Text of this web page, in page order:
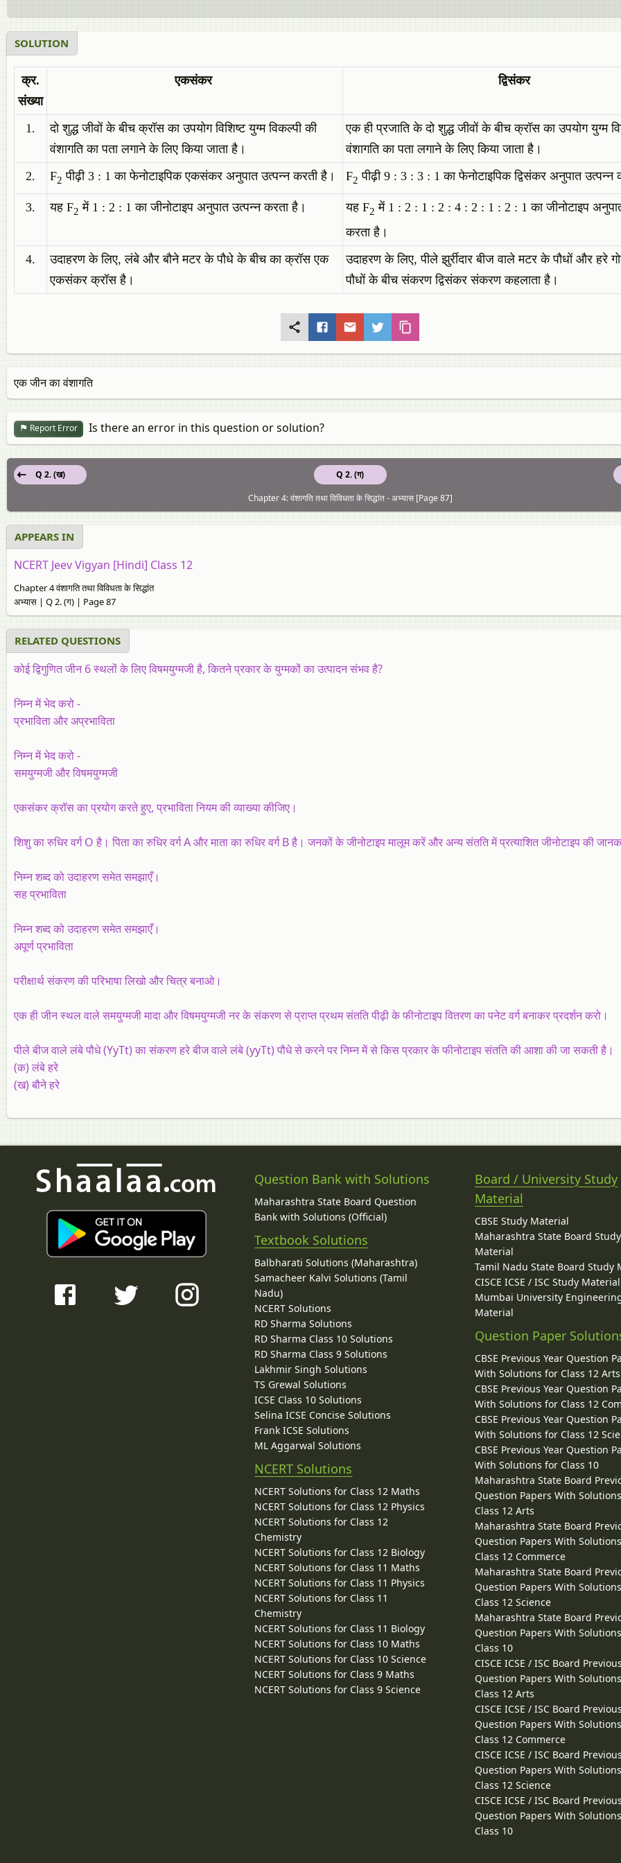
SOLUTION
क्र.
संख्या
एकसंकर द्विसंकर
1.
दो शुद्ध जीवों के बीच क्रॉस का उपयोग विशिष्ट युग्म विकल्पी की
वंशागति का पता लगाने के लिए किया जाता है।
एक ही प्रजाति के दो शुद्ध जीवों के बीच क्रॉस का उपयोग युग्म
वंशागति का पता लगाने के लिए किया जाता है।
2.
F2 पीढ़ी 3 : 1 का फेनोटाइपिक एकसंकर अनुपात उत्पन्न करती है। F2 पीढ़ी 9 : 3 : 3 : 1 का फेनोटाइपिक द्विसंकर अनुपात उत्पन्न
3. यह F2 में 1 : 2 : 1 का जीनोटाइप अनुपात उत्पन्न करता है। यह F2 में 1 : 2 : 1 : 2 : 4 : 2 : 1 : 2 : 1 का जीनोटाइप
करता है।
4.
उदाहरण के लिए, लंबे और बौने मटर के पौधे के बीच का क्रॉस एक
एकसंकर क्रॉस है।
उदाहरण के लिए, पीले झुर्रीदार बीज वाले मटर के पौधों और हरे
पौधों के बीच संकरण द्विसंकर संकरण कहलाता है।
एक जीन का वंशागति
Report Error Is there an error in this question or solution?
Q 2. (ग)
Q 2. (ख)
Chapter 4: वंशागति तथा विविधता के सिद्धांत - अभ्यास [Page 87]
APPEARS IN
NCERT Jeev Vigyan [Hindi] Class 12
Chapter 4 वंशागति तथा विविधता के सिद्धांत
अभ्यास | Q 2. (ग) | Page 87
RELATED QUESTIONS
कोई द्विगुणित जीन 6 स्थलों के लिए विषमयुग्मजी है, कितने प्रकार के युग्मकों का उत्पादन संभव है?
निम्न में भेद करो -
प्रभाविता और अप्रभाविता
निम्न में भेद करो -
समयुग्मजी और विषमयुग्मजी
एकसंकर क्रॉस का प्रयोग करते हुए, प्रभाविता नियम की व्याख्या कीजिए।
शिशु का रुधिर वर्ग O है। पिता का रुधिर वर्ग A और माता का रुधिर वर्ग B है। जनकों के जीनोटाइप मालूम करें और अन्य संतति में प्रत्याशित जीनोटाइप की
निम्न शब्द को उदाहरण समेत समझाएँ।
सह प्रभाविता
निम्न शब्द को उदाहरण समेत समझाएँ।
अपूर्ण प्रभाविता
परीक्षार्थ संकरण की परिभाषा लिखो और चित्र बनाओ।
एक ही जीन स्थल वाले समयुग्मजी मादा और विषमयुग्मजी नर के संकरण से प्राप्त प्रथम संतति पीढ़ी के फीनोटाइप वितरण का पनेट वर्ग बनाकर प्रदर्शन करो।
पीले बीज वाले लंबे पौधे (YyTt) का संकरण हरे बीज वाले लंबे (yyTt) पौधे से करने पर निम्न में से किस प्रकार के फीनोटाइप संतति की आशा की जा सकती है।
(क) लंबे हरे
(ख) बौने हरे
Question Bank with Solutions
Maharashtra State Board Question
Bank with Solutions (Official)
Textbook Solutions
Balbharati Solutions (Maharashtra)
Samacheer Kalvi Solutions (Tamil
Nadu)
NCERT Solutions
RD Sharma Solutions
RD Sharma Class 10 Solutions
RD Sharma Class 9 Solutions
Lakhmir Singh Solutions
TS Grewal Solutions
ICSE Class 10 Solutions
Selina ICSE Concise Solutions
Frank ICSE Solutions
ML Aggarwal Solutions
NCERT Solutions
NCERT Solutions for Class 12 Maths
NCERT Solutions for Class 12 Physics
NCERT Solutions for Class 12
Chemistry
NCERT Solutions for Class 12 Biology
NCERT Solutions for Class 11 Maths
NCERT Solutions for Class 11 Physics
NCERT Solutions for Class 11
Chemistry
NCERT Solutions for Class 11 Biology
NCERT Solutions for Class 10 Maths
NCERT Solutions for Class 10 Science
NCERT Solutions for Class 9 Maths
NCERT Solutions for Class 9 Science
Board / University Study
Material
CBSE Study Material
Maharashtra State Board Study
Material
Tamil Nadu State Board Study
CISCE ICSE / ISC Study Material
Mumbai University
Material
Question Paper
CBSE Previous Year Question
With Solutions for Class 12 Arts
CBSE Previous Year Question
With Solutions for Class 12
CBSE Previous Year Question
With Solutions for Class 12
CBSE Previous Year Question
With Solutions for Class 10
Maharashtra State Board
Question Papers With
Class 12 Arts
Maharashtra State Board
Question Papers With
Class 12 Commerce
Maharashtra State Board
Question Papers With
Class 12 Science
Maharashtra State Board
Question Papers With
Class 10
CISCE ICSE / ISC Board
Question Papers With
Class 12 Arts
CISCE ICSE / ISC Board
Question Papers With
Class 12 Commerce
CISCE ICSE / ISC Board
Question Papers With
Class 12 Science
CISCE ICSE / ISC Board
Question Papers With
Class 10